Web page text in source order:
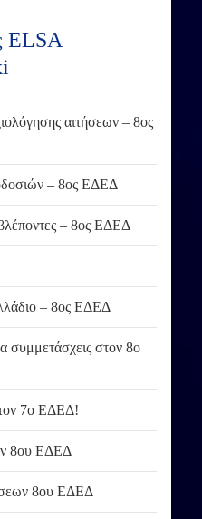
ELSA
αιτήσεων – 8ος
– 8ος ΕΔΕΔ
– 8ος ΕΔΕΔ
– 8ος ΕΔΕΔ
συμμετάσχεις στον 8ο
7ο ΕΔΕΔ!
8ου ΕΔΕΔ
8ου ΕΔΕΔ